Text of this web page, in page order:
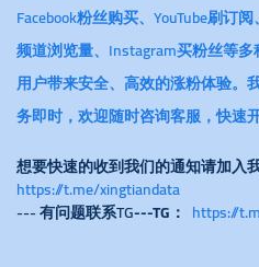
Facebook粉丝购买、YouTube刷订
频道浏览量、Instagram买粉丝等
用户带来安全、高效的涨粉体验。
务即时，欢迎随时咨询客服，快速
想要快速的收到我们的通知请加入
https://t.me/xingtiandata
--- 有问题联系TG---TG： https://